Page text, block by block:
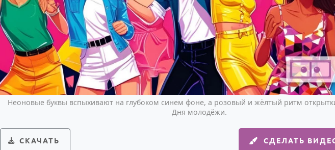
Неоновые буквы вспыхивают на глубоком синем фоне, а розовый и жёлтый ритм
Дня молодёжи.
СКАЧАТЬ СДЕЛАТЬ